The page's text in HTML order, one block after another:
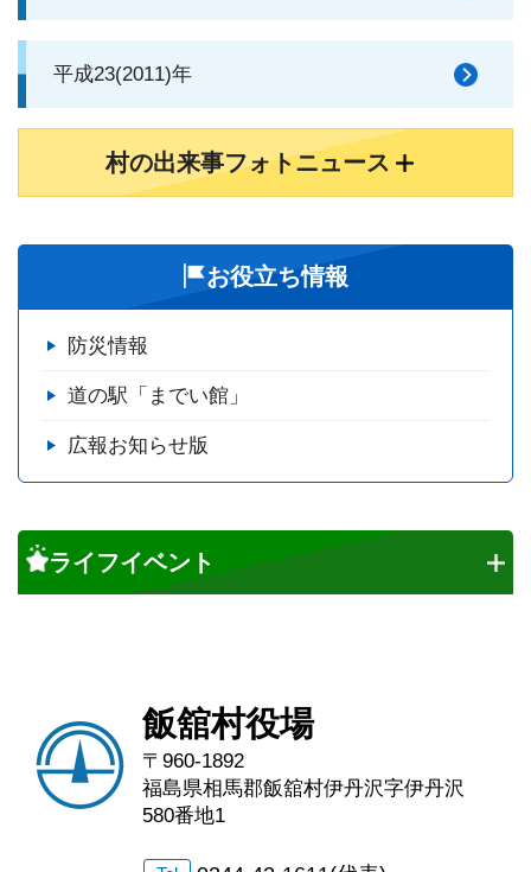
平成23(2011)年
村の出来事フォトニュース
お役立ち情報
防災情報
道の駅「までい館」
広報お知らせ版
ライフイベント
飯舘村役場
〒960-1892
福島県相馬郡飯舘村伊丹沢字伊丹沢
580番地1